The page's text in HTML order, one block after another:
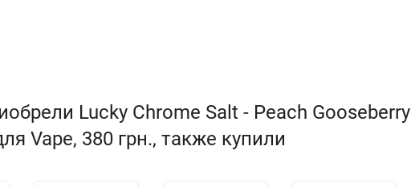
Lucky Chrome Salt - Peach Gooseberry [
Vape, 380 грн., также купили